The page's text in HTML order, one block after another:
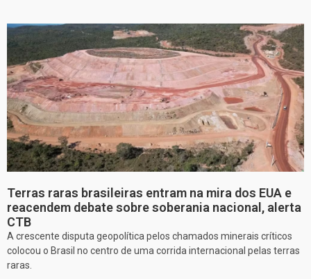
Terras raras brasileiras entram na mira dos EUA e
reacendem debate sobre soberania nacional, alerta
CTB
A crescente disputa geopolítica pelos chamados minerais críticos
colocou o Brasil no centro de uma corrida internacional pelas terras
raras.